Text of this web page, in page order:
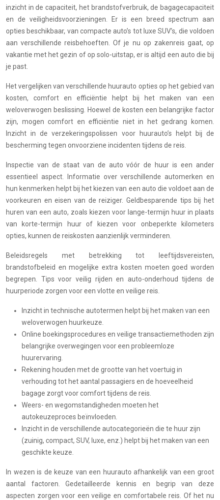
inzicht in de capaciteit, het brandstofverbruik, de bagagecapaciteit
en de veiligheidsvoorzieningen. Er is een breed spectrum aan
opties beschikbaar, van compacte auto’s tot luxe SUV’s, die voldoen
aan verschillende reisbehoeften. Of je nu op zakenreis gaat, op
vakantie met het gezin of op solo-uitstap, er is altijd een auto die bij
je past.
Het vergelijken van verschillende huurauto opties op het gebied van
kosten, comfort en efficiëntie helpt bij het maken van een
weloverwogen beslissing. Hoewel de kosten een belangrijke factor
zijn, mogen comfort en efficiëntie niet in het gedrang komen.
Inzicht in de verzekeringspolissen voor huurauto’s helpt bij de
bescherming tegen onvoorziene incidenten tijdens de reis.
Inspectie van de staat van de auto vóór de huur is een ander
essentieel aspect. Informatie over verschillende automerken en
hun kenmerken helpt bij het kiezen van een auto die voldoet aan de
voorkeuren en eisen van de reiziger. Geldbesparende tips bij het
huren van een auto, zoals kiezen voor lange-termijn huur in plaats
van korte-termijn huur of kiezen voor onbeperkte kilometers
opties, kunnen de reiskosten aanzienlijk verminderen.
Beleidsregels met betrekking tot leeftijdsvereisten,
brandstofbeleid en mogelijke extra kosten moeten goed worden
begrepen. Tips voor veilig rijden en auto-onderhoud tijdens de
huurperiode zorgen voor een vlotte en veilige reis.
Inzicht in technische autotermen helpt bij het maken van een
weloverwogen huurkeuze.
Online boekingsprocedures en veilige transactiemethoden zijn
belangrijke overwegingen voor een probleemloze
huurervaring.
Rekening houden met de grootte van het voertuig in
verhouding tot het aantal passagiers en de hoeveelheid
bagage zorgt voor comfort tijdens de reis.
Weers- en wegomstandigheden moeten het
autokeuzeproces beïnvloeden.
Inzicht in de verschillende autocategorieën die te huur zijn
(zuinig, compact, SUV, luxe, enz.) helpt bij het maken van een
geschikte keuze.
In wezen is de keuze van een huurauto afhankelijk van een groot
aantal factoren. Gedetailleerde kennis en begrip van deze
aspecten zorgen voor een veilige en comfortabele reis. Of het nu